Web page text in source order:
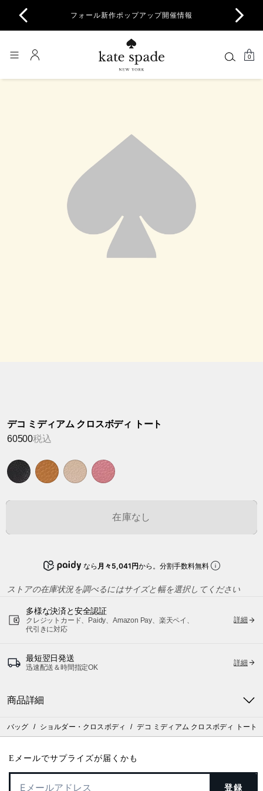
フォール新作ポップアップ開催情報
0
デコ ミディアム クロスボディ トート
60500税込
在庫なし
なら 月々5,041円から。分割手数料無料
ストアの在庫状況を調べるにはサイズと幅を選択してください
多様な決済と安全認証
クレジットカード、Paidy、Amazon Pay、楽天ペイ、
代引きに対応
詳細
最短翌日発送
迅速配送＆時間指定OK
詳細
商品詳細
バッグ / ショルダー・クロスボディ / デコ ミディアム クロスボディ トート
Eメールでサプライズが届くかも
登録